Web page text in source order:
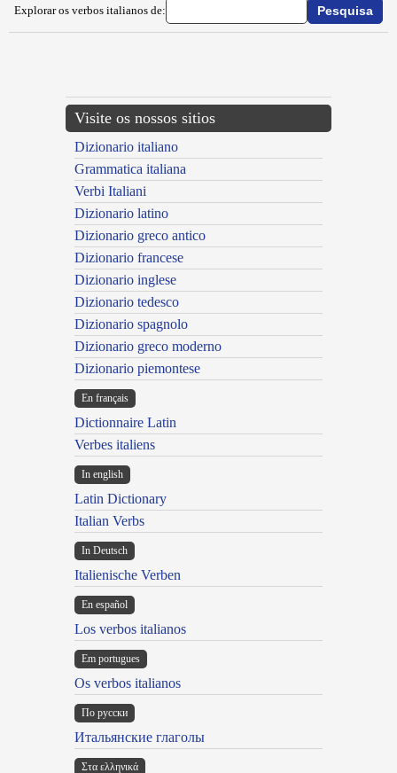
Explorar os verbos italianos de:
Visite os nossos sitios
Dizionario italiano
Grammatica italiana
Verbi Italiani
Dizionario latino
Dizionario greco antico
Dizionario francese
Dizionario inglese
Dizionario tedesco
Dizionario spagnolo
Dizionario greco moderno
Dizionario piemontese
En français
Dictionnaire Latin
Verbes italiens
In english
Latin Dictionary
Italian Verbs
In Deutsch
Italienische Verben
En español
Los verbos italianos
Em portugues
Os verbos italianos
По русски
Итальянские глаголы
Στα ελληνικά